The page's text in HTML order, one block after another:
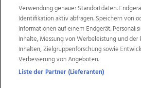
Weitere Angebote des
TV1 di-mog-i.at OÖNow
Life Radio
OÖNachrichten
OÖN Karriere
OÖN Reise
Regionaljobs
wasistlos.at
Verwendung genauer Standortdaten.
Identifikation aktiv abfragen. Speichern von
Informationen auf einem Endgerät.
Inhalte, Messung von Werbeleistung und der
Inhalten, Zielgruppenforschung sowie
Verbesserung von Angeboten.
Liste der Partner (Lieferanten)